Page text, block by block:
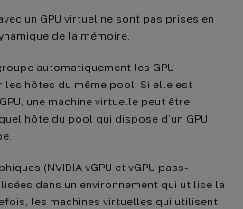
un GPU virtuel ne sont pas prises en
de la mémoire.
automatiquement les GPU
les hôtes du même pool. Si elle est
une machine virtuelle peut être
hôte du pool qui dispose d’un GPU
(NVIDIA vGPU et vGPU pass-
dans un environnement qui utilise la
les machines virtuelles qui utilisent